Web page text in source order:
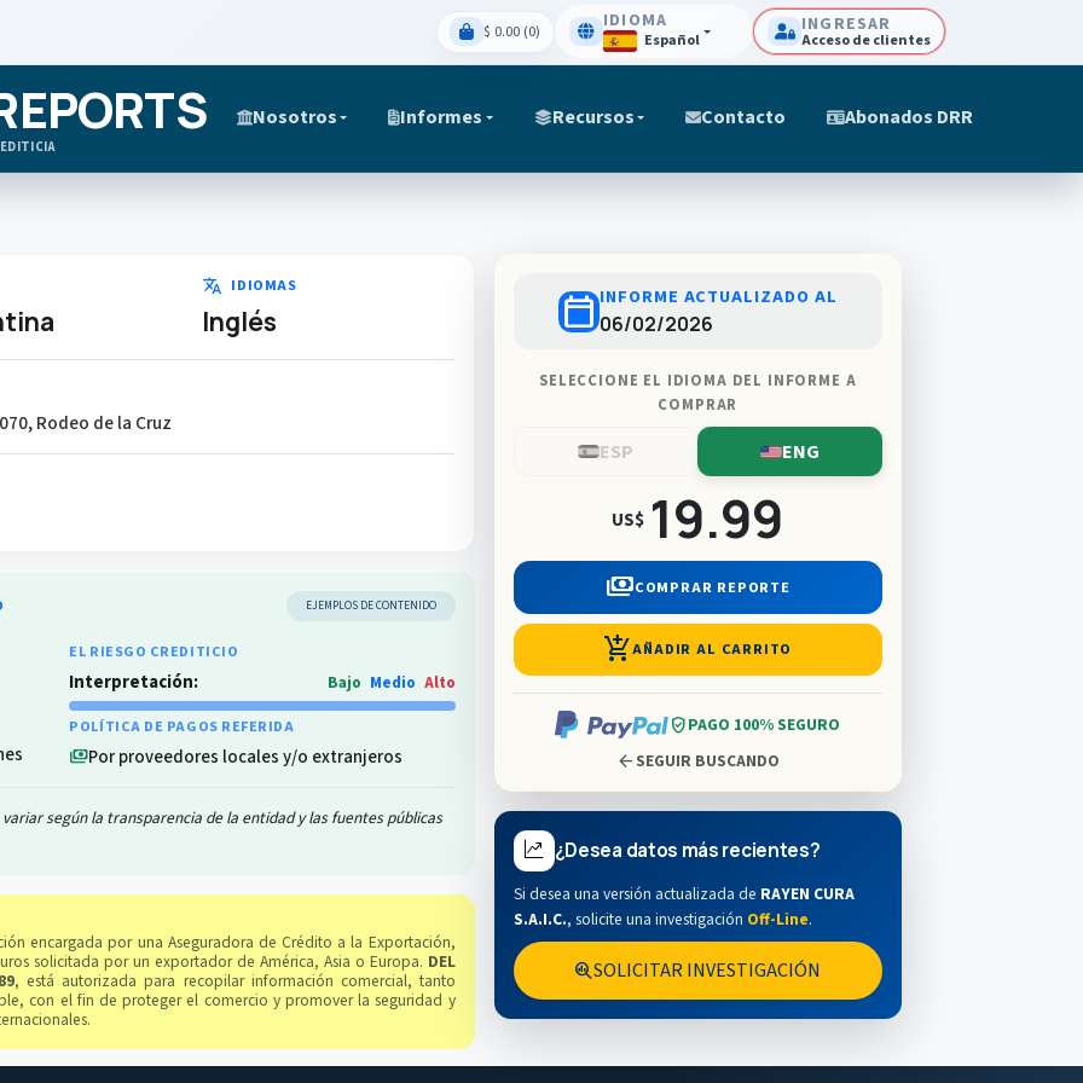
$ 0.00 (0) IDIOMA
Español
INGRESAR
Acceso de clientes
Nosotros Informes Recursos Contacto Abonados DRR
translate IDIOMAS
Inglés
Rodeo de la Cruz
EJEMPLOS DE CONTENIDO
EL RIESGO CREDITICIO
Interpretación: Bajo Medio Alto
POLÍTICA DE PAGOS REFERIDA
paymentsPor proveedores locales y/o extranjeros
según la transparencia de la entidad y las fuentes públicas
encargada por una Aseguradora de Crédito a la Exportación,
solicitada por un exportador de América, Asia o Europa. DEL
, está autorizada para recopilar información comercial, tanto
con el fin de proteger el comercio y promover la seguridad y
calendar_todayINFORME ACTUALIZADO AL
06/02/2026
SELECCIONE EL IDIOMA DEL INFORME A
COMPRAR
ESP ENG
US$ 19.99
paymentsCOMPRAR REPORTE
add_shopping_cartAÑADIR AL CARRITO
verified_userPAGO 100% SEGURO
arrow_back SEGUIR BUSCANDO
¿Desea datos más recientes?
Si desea una versión actualizada de RAYEN CURA
S.A.I.C., solicite una investigación Off-Line.
search_insightsSOLICITAR INVESTIGACIÓN